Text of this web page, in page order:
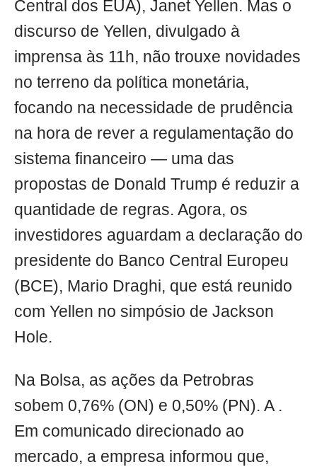
Central dos EUA), Janet Yellen. Mas o
discurso de Yellen, divulgado à
imprensa às 11h, não trouxe novidades
no terreno da política monetária,
focando na necessidade de prudência
na hora de rever a regulamentação do
sistema financeiro — uma das
propostas de Donald Trump é reduzir a
quantidade de regras. Agora, os
investidores aguardam a declaração do
presidente do Banco Central Europeu
(BCE), Mario Draghi, que está reunido
com Yellen no simpósio de Jackson
Hole.
Na Bolsa, as ações da Petrobras
sobem 0,76% (ON) e 0,50% (PN). A .
Em comunicado direcionado ao
mercado, a empresa informou que,